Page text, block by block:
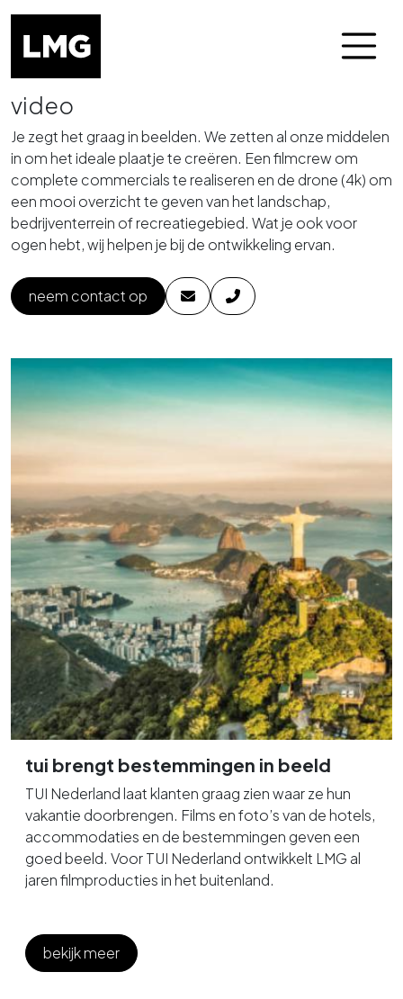
Skip naar het menu
Skip naar de content
video
Je zegt het graag in beelden. We zetten al onze middelen
in om het ideale plaatje te creëren. Een filmcrew om
complete commercials te realiseren en de drone (4k) om
een mooi overzicht te geven van het landschap,
bedrijventerrein of recreatiegebied. Wat je ook voor
ogen hebt, wij helpen je bij de ontwikkeling ervan.
neem contact op
tui brengt bestemmingen in beeld
TUI Nederland laat klanten graag zien waar ze hun
vakantie doorbrengen. Films en foto’s van de hotels,
accommodaties en de bestemmingen geven een
goed beeld. Voor TUI Nederland ontwikkelt LMG al
jaren filmproducties in het buitenland.
bekijk meer